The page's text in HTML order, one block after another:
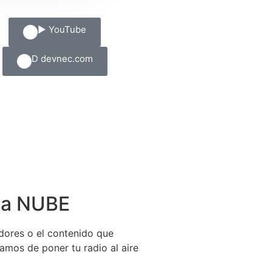
▶ YouTube
D devnec.com
NUBE
o el contenido que
de poner tu radio al aire